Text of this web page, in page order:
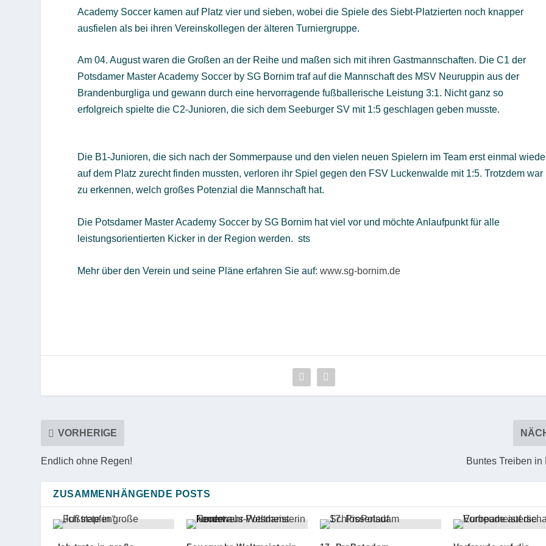
Academy Soccer kamen auf Platz vier und sieben, wobei die Spiele des Siebt-Platzierten noch knapper
ausfielen als bei ihren Vereinskollegen der älteren Turniergruppe.
Am 04. August waren die Großen an der Reihe und maßen sich mit ihren Gastmannschaften. Die C1 der
Potsdamer Master Academy Soccer by SG Bornim traf auf die Mannschaft des MSV Neuruppin aus der
Brandenburgliga und gewann durch eine hervorragende fußballerische Leistung 3:1. Nicht ganz so
erfolgreich spielte die C2-Junioren, die sich dem Seeburger SV mit 1:5 geschlagen geben musste.
Die B1-Junioren, die sich nach der Sommerpause und den vielen neuen Spielern im Team erst einmal
auf dem Platz zurecht finden mussten, verloren ihr Spiel gegen den FSV Luckenwalde mit 1:5. Trotzdem war
zu erkennen, welch großes Potenzial die Mannschaft hat.
Die Potsdamer Master Academy Soccer by SG Bornim hat viel vor und möchte Anlaufpunkt für alle
leistungsorientierten Kicker in der Region werden. sts
Mehr über den Verein und seine Pläne erfahren Sie auf:www.sg-bornim.de
VORHERIGE
Endlich ohne Regen! Buntes Treiben in
ZUSAMMENHÄNGENDE POSTS